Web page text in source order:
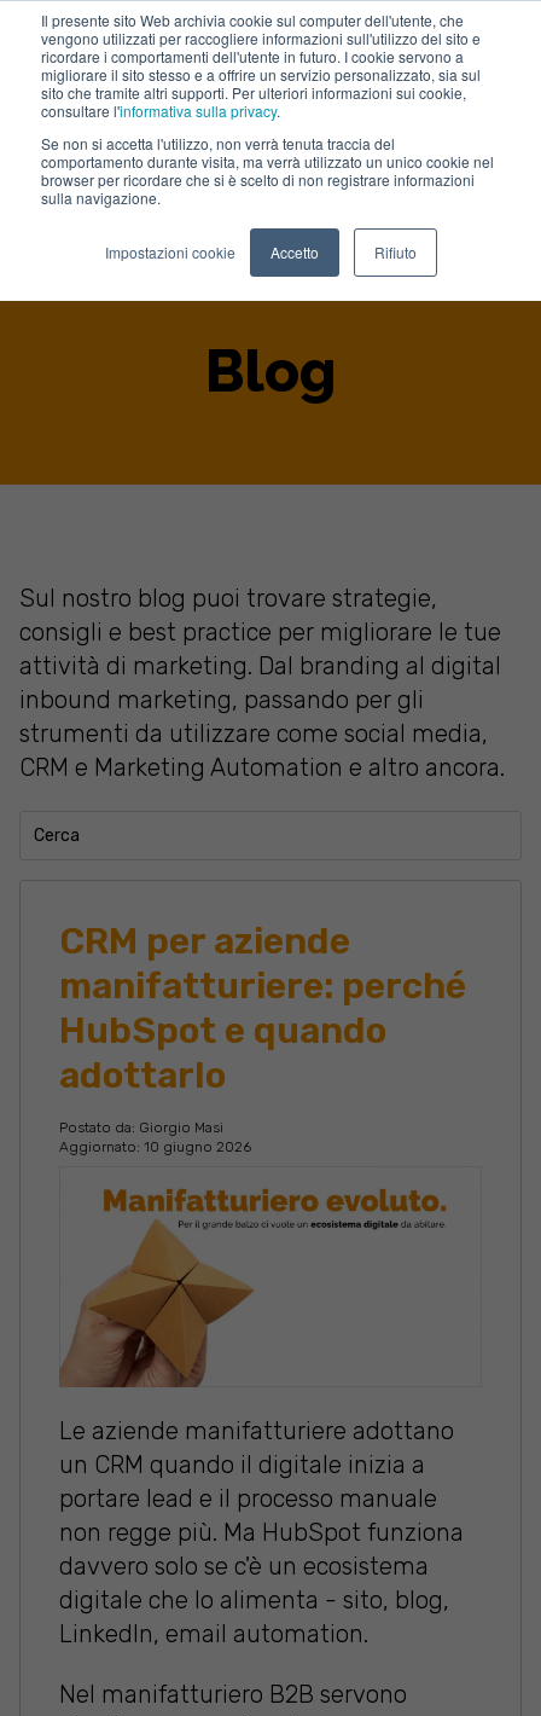
Il presente sito Web archivia cookie sul computer dell'utente, che
vengono utilizzati per raccogliere informazioni sull'utilizzo del sito e
ricordare i comportamenti dell'utente in futuro. I cookie servono a
migliorare il sito stesso e a offrire un servizio personalizzato, sia sul
sito che tramite altri supporti. Per ulteriori informazioni sui cookie,
consultare l'informativa sulla privacy.
Se non si accetta l'utilizzo, non verrà tenuta traccia del
comportamento durante visita, ma verrà utilizzato un unico cookie nel
browser per ricordare che si è scelto di non registrare informazioni
sulla navigazione.
Impostazioni cookie Accetto Rifiuto
Lavora con noi
Blog
Sul nostro blog puoi trovare strategie,
consigli e best practice per migliorare le tue
attività di marketing. Dal branding al digital
inbound marketing, passando per gli
strumenti da utilizzare come social media,
CRM e Marketing Automation e altro ancora.
CRM per aziende
manifatturiere: perché
HubSpot e quando
adottarlo
Postato da: Giorgio Masi
Aggiornato: 10 giugno 2026
Le aziende manifatturiere adottano
un CRM quando il digitale inizia a
portare lead e il processo manuale
non regge più. Ma HubSpot funziona
davvero solo se c'è un ecosistema
digitale che lo alimenta - sito, blog,
LinkedIn, email automation.
Nel manifatturiero B2B servono